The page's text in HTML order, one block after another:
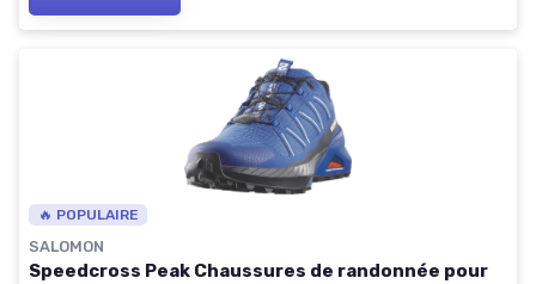
🔥 POPULAIRE
SALOMON
Speedcross Peak Chaussures de randonnée pour